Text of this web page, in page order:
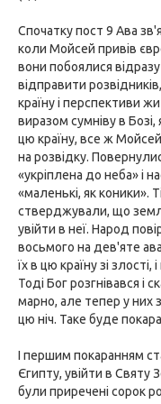
Спочатку пост 9 Ава
коли Мойсей привів
вони побоялися
відправити
країну і перспективи
виразом сумніву в Бозі,
цю країну, все ж
на розвідку.
«укріплена до неба» і
«маленькі, як коники».
стверджували, що
увійти в неї. Народ
восьмого на дев'яте
їх в цю країну зі
Тоді Бог розгнівався і
марно, але тепер у них
цю ніч. Таке буде
І першим покаранням
Єгипту, увійти в Святу
були приречені сорок